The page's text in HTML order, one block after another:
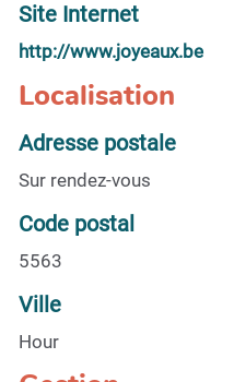
Site Internet
http://www.joyeaux.be
Localisation
Adresse postale
Sur rendez-vous
Code postal
5563
Ville
Hour